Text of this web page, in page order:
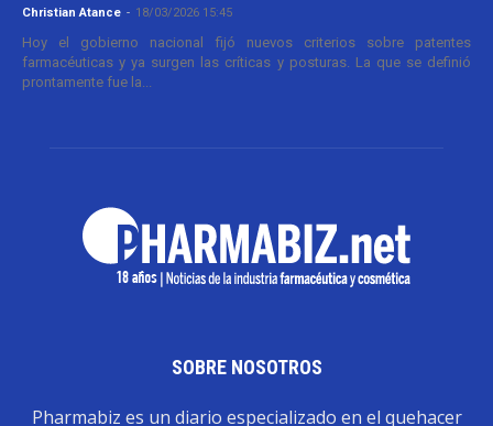
Christian Atance - 18/03/2026 15:45
Hoy el gobierno nacional fijó nuevos criterios sobre patentes
farmacéuticas y ya surgen las críticas y posturas. La que se definió
prontamente fue la...
SOBRE NOSOTROS
Pharmabiz es un diario especializado en el quehacer